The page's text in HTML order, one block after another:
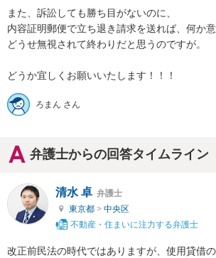
また、訴訟しても勝ち目がないのに、
内容証明郵便で立ち退き請求を送れば、何か
どうせ無視されて終わりだと思うのですが。
どうか宜しくお願いいたします！！！
ろまん さん
弁護士からの回答タイムライン
清水 卓 弁護士
東京都 > 中央区
不動産・住まいに注力する弁護士
改正前民法の時代ではありますが、使用貸借